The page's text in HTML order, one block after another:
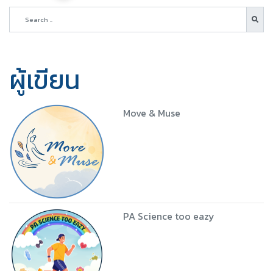
ผู้เขียน
Move & Muse
PA Science too eazy